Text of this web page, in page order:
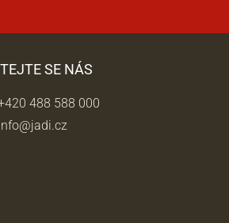
SE NÁS
488 588 000